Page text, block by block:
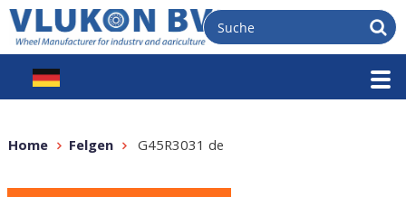
Home Felgen G45R3031 de